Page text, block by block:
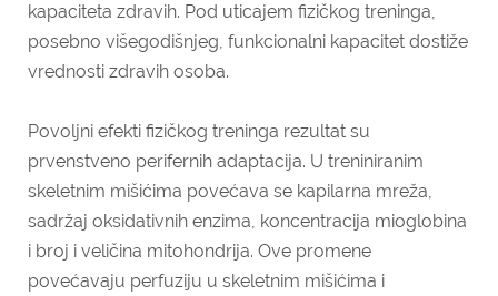
kapaciteta zdravih. Pod uticajem fizičkog treninga,
posebno višegodišnjeg, funkcionalni kapacitet dostiže
vrednosti zdravih osoba.
Povoljni efekti fizičkog treninga rezultat su
prvenstveno perifernih adaptacija. U treniniranim
skeletnim mišićima povećava se kapilarna mreža,
sadržaj oksidativnih enzima, koncentracija mioglobina
i broj i veličina mitohondrija. Ove promene
povećavaju perfuziju u skeletnim mišićima i